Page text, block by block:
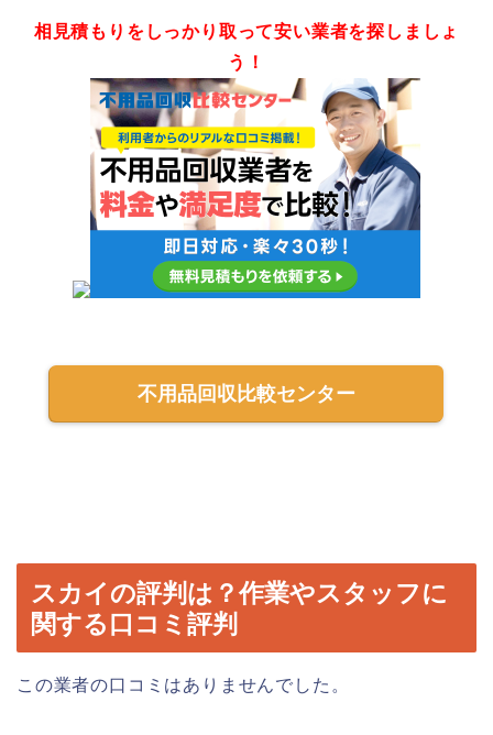
相見積もりをしっかり取って安い業者を探しましょ
う！
不用品回収比較センター
スカイの評判は？作業やスタッフに
関する口コミ評判
この業者の口コミはありませんでした。